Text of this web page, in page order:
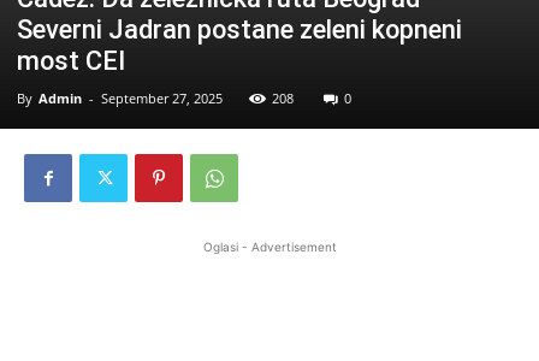
Severni Jadran postane zeleni kopneni
most CEI
By Admin - September 27, 2025 208 0
Oglasi - Advertisement